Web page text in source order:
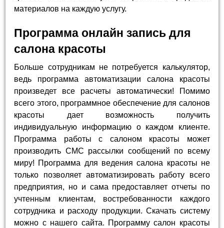
материалов на каждую услугу.
Программа онлайн запись для
салона красоты
Больше сотрудникам не потребуется калькулятор,
ведь программа автоматизации салона красоты
произведет все расчеты автоматически! Помимо
всего этого, программное обеспечение для салонов
красоты дает возможность получить
индивидуальную информацию о каждом клиенте.
Программа работы с салоном красоты может
производить СМС рассылки сообщений по всему
миру! Программа для ведения салона красоты не
только позволяет автоматизировать работу всего
предприятия, но и сама предоставляет отчеты по
учтенным клиентам, востребованности каждого
сотрудника и расходу продукции. Скачать систему
можно с нашего сайта. Программу салон красоты